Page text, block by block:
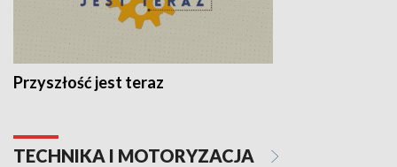
Przyszłość jest teraz
TECHNIKA I MOTORYZACJA